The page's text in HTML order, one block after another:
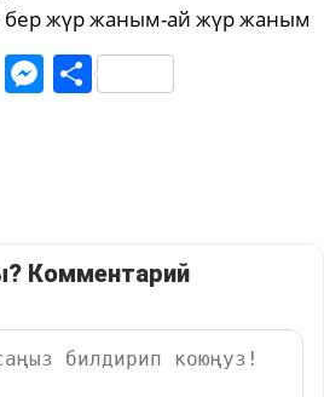
жүр жаным-ай жүр жаным
Telegram
Messenger
Share
Комментарий